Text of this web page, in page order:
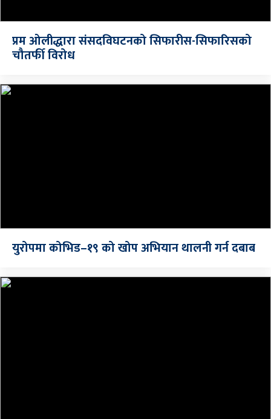
प्रम ओलीद्धारा संसदविघटनको सिफारीस-सिफारिसको
चौतर्फी विरोध
युरोपमा कोभिड–१९ को खोप अभियान थालनी गर्न दबाब